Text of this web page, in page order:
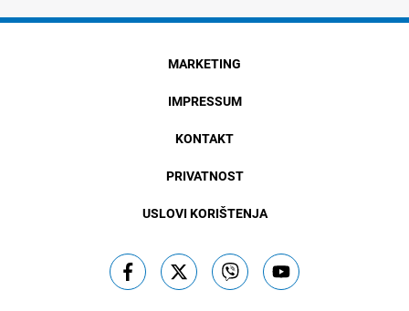
MARKETING
IMPRESSUM
KONTAKT
PRIVATNOST
USLOVI KORIŠTENJA